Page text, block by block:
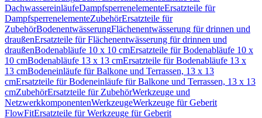
DachwassereinläufeDampfsperrenelementeErsatzteile für
DampfsperrenelementeZubehörErsatzteile für
ZubehörBodenentwässerungFlächenentwässerung für drinnen und
draußenErsatzteile für Flächenentwässerung für drinnen und
draußenBodenabläufe 10 x 10 cmErsatzteile für Bodenabläufe 10 x
10 cmBodenabläufe 13 x 13 cmErsatzteile für Bodenabläufe 13 x
13 cmBodeneinläufe für Balkone und Terrassen, 13 x 13
cmErsatzteile für Bodeneinläufe für Balkone und Terrassen, 13 x 13
cmZubehörErsatzteile für ZubehörWerkzeuge und
NetzwerkkomponentenWerkzeugeWerkzeuge für Geberit
FlowFitErsatzteile für Werkzeuge für Geberit